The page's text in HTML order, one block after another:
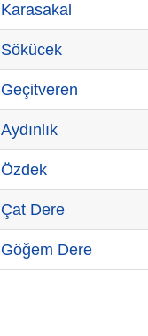
Karasakal
Sökücek
Geçitveren
Aydınlık
Özdek
Çat Dere
Göğem Dere